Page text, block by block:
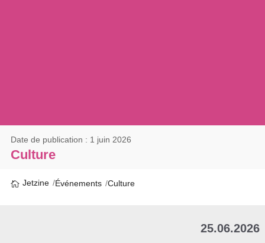
Culture
Date de publication : 1 juin 2026
Jetzine Événements Culture
25.06.2026